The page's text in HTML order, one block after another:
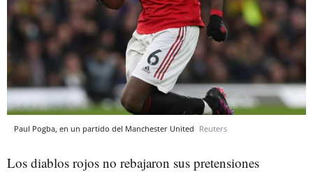
Paul Pogba, en un partido del Manchester United Reuters
Los diablos rojos no rebajaron sus pretensiones